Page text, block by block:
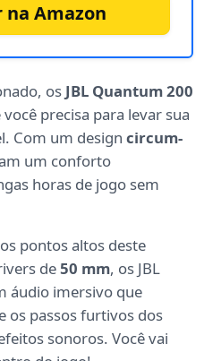
na Amazon
os JBL Quantum 200
precisa para levar sua
Com um design circum-
um conforto
horas de jogo sem
pontos altos deste
de50 mm, os JBL
áudio imersivo que
os passos furtivos dos
sonoros. Você vai